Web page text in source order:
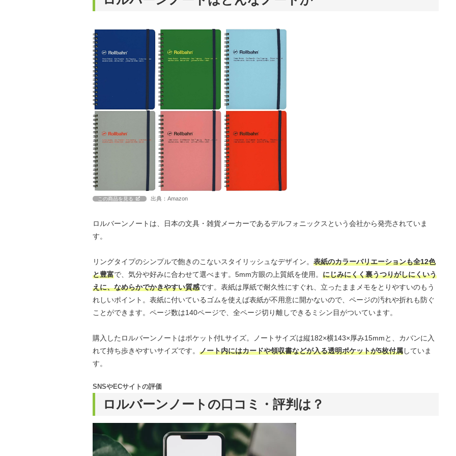
この商品を見る 出典：Amazon
ロルバーンノートは、日本の文具・雑貨メーカーであるデルフォニックスという会社から発売されていま
す。
リングタイプのシンプルで飽きのこないスタイリッシュなデザイン。 表紙のカラーバリエーションも全12色
と豊富で、気分や好みに合わせて選べます。5mm方眼の上質紙を使用。 にじみにくく裏うつりがしにくいう
えに、なめらかでかきやすい質感です。表紙は厚紙で耐久性にすぐれ、立ったままメモをとりやすいのもう
れしいポイント。表紙に付いているゴムを使えば表紙が不用意に開かないので、ページの汚れや折れも防ぐ
ことができます。ページ数は140ページで、全ページ切り離しできるミシン目がついています。
購入したロルバーンノートはポケット付Lサイズ。ノートサイズは縦182×横143×厚み15mmと、カバンに入
れて持ち歩きやすいサイズです。 ノート内にはカードや領収書などが入る透明ポケットが5枚付属していま
す。
ロルバーンノートの口コミ・評判は？
SNSやECサイトの評価